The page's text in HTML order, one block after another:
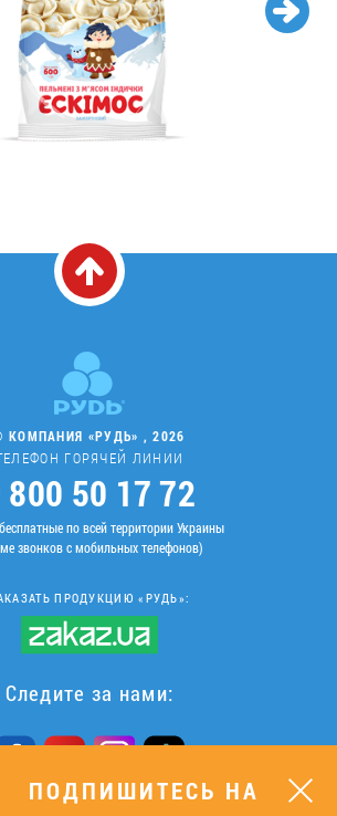
КОМПАНИЯ «РУДЬ» , 2026
ГОРЯЧЕЙ ЛИНИИ
800 50 17 72
по всей территории Украины
звонков с мобильных телефонов)
ПРОДУКЦИЮ «РУДЬ»:
Следите за нами:
ПОДПИШИТЕСЬ НА